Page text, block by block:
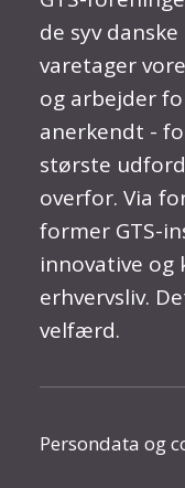
de syv
varetager
og arbejder
anerkendt -
største
overfor. Via
former GTS-
innovative og
erhvervsliv.
velfærd.
Persondata og